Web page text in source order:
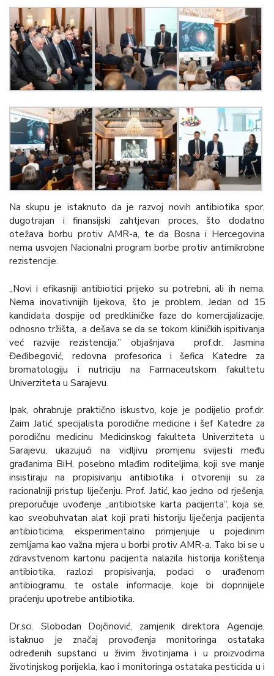
Na skupu je istaknuto da je razvoj novih antibiotika spor,
dugotrajan i finansijski zahtjevan proces, što dodatno
otežava borbu protiv AMR-a, te da Bosna i Hercegovina
nema usvojen Nacionalni program borbe protiv antimikrobne
rezistencije.
„Novi i efikasniji antibiotici prijeko su potrebni, ali ih nema.
Nema inovativnijih lijekova, što je problem. Jedan od 15
kandidata dospije od predkliničke faze do komercijalizacije,
odnosno tržišta, a dešava se da se tokom kliničkih ispitivanja
već razvije rezistencija,” objašnjava prof.dr. Jasmina
Đeđibegović, redovna profesorica i šefica Katedre za
bromatologiju i nutriciju na Farmaceutskom fakultetu
Univerziteta u Sarajevu.
Ipak, ohrabruje praktično iskustvo, koje je podijelio prof.dr.
Zaim Jatić, specijalista porodične medicine i šef Katedre za
porodičnu medicinu Medicinskog fakulteta Univerziteta u
Sarajevu, ukazujući na vidljivu promjenu svijesti među
građanima BiH, posebno mlađim roditeljima, koji sve manje
insistiraju na propisivanju antibiotika i otvoreniji su za
racionalniji pristup liječenju. Prof. Jatić, kao jedno od rješenja,
preporučuje uvođenje „antibiotske karta pacijenta”, koja se,
kao sveobuhvatan alat koji prati historiju liječenja pacijenta
antibioticima, eksperimentalno primjenjuje u pojedinim
zemljama kao važna mjera u borbi protiv AMR-a. Tako bi se u
zdravstvenom kartonu pacijenta nalazila historija korištenja
antibiotika, razlozi propisivanja, podaci o urađenom
antibiogramu, te ostale informacije, koje bi doprinijele
praćenju upotrebe antibiotika.
Dr.sci. Slobodan Dojčinović, zamjenik direktora Agencije,
istaknuo je značaj provođenja monitoringa ostataka
određenih supstanci u živim životinjama i u proizvodima
životinjskog porijekla, kao i monitoringa ostataka pesticida u i